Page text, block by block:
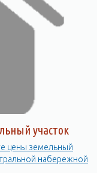
участок
набережной